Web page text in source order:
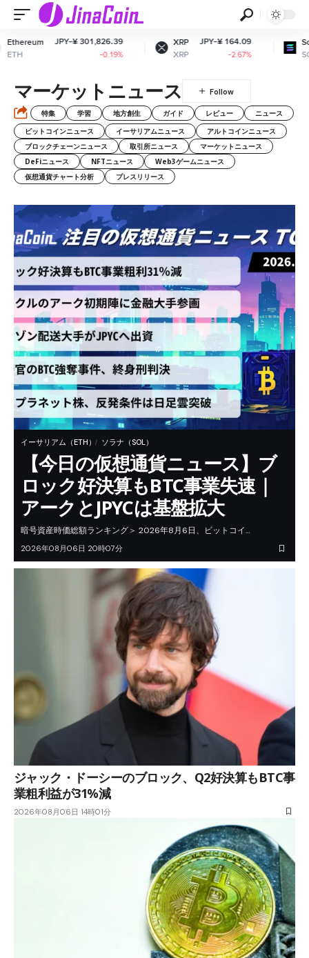
JPY-¥ 301,826.39 JPY-¥ 164.09
-2.67%
マーケットニュース
特集 学習 地方創生 ガイド レビュー
ニュース
ビットコインニュース
イーサリアムニュース
アルトコインニュース
ブロックチェーンニュース
取引所ニュース
マーケットニュース
DeFiニュース
NFTニュース
Web3ゲームニュース
仮想通貨チャート分析
プレスリリース
イーサリアム（ETH） ソラナ（SOL）
【今日の仮想通貨ニュース】ブ
ロック好決算もBTC事業失速｜
アークとJPYCは基盤拡大
暗号資産時価総額ランキング＞ 2026年8月6日、ビットコイ…
2026年08月06日 20時07分
ジャック・ドーシーのブロック、Q2好決算もBTC事
業粗利益が31%減
2026年08月06日 14時01分